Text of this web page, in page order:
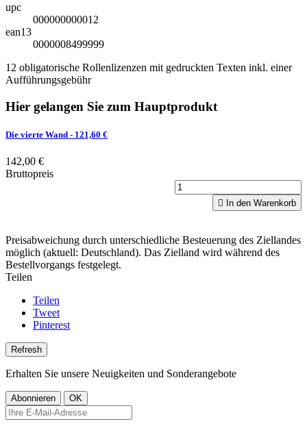
upc
000000000012
ean13
0000008499999
12 obligatorische Rollenlizenzen mit gedruckten Texten inkl. einer
Aufführungsgebühr
Hier gelangen Sie zum Hauptprodukt
Die vierte Wand - 121,60 €
142,00 €
Bruttopreis
 In den Warenkorb
Preisabweichung durch unterschiedliche Besteuerung des Ziellandes
möglich (aktuell: Deutschland). Das Zielland wird während des
Bestellvorgangs festgelegt.
Teilen
Teilen
Tweet
Pinterest
Erhalten Sie unsere Neuigkeiten und Sonderangebote